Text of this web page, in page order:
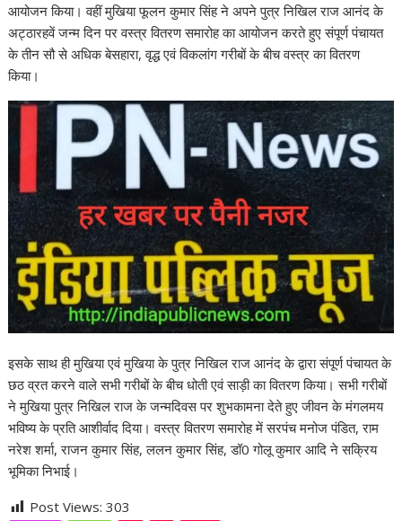
आयोजन किया। वहीं मुखिया फूलन कुमार सिंह ने अपने पुत्र निखिल राज आनंद के
अट्ठारहवें जन्म दिन पर वस्त्र वितरण समारोह का आयोजन करते हुए संपूर्ण पंचायत
के तीन सौ से अधिक बेसहारा, वृद्ध एवं विकलांग गरीबों के बीच वस्त्र का वितरण
किया।
इसके साथ ही मुखिया एवं मुखिया के पुत्र निखिल राज आनंद के द्वारा संपूर्ण पंचायत के
छठ व्रत करने वाले सभी गरीबों के बीच धोती एवं साड़ी का वितरण किया। सभी गरीबों
ने मुखिया पुत्र निखिल राज के जन्मदिवस पर शुभकामना देते हुए जीवन के मंगलमय
भविष्य के प्रति आशीर्वाद दिया। वस्त्र वितरण समारोह में सरपंच मनोज पंडित, राम
नरेश शर्मा, राजन कुमार सिंह, ललन कुमार सिंह, डॉ0 गोलू कुमार आदि ने सक्रिय
भूमिका निभाई।
Post Views:303